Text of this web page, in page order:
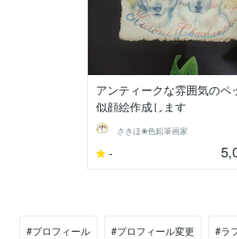
アンティークな雰囲気のペ
似顔絵作成します
さきほ❀色鉛筆画家
-
#プロフィール #プロフィール変更 #ラ